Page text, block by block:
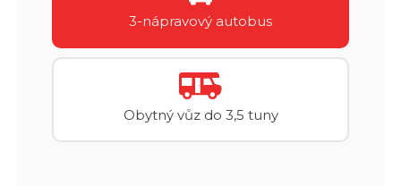
3-nápravový autobus
Obytný vůz do 3,5 tuny